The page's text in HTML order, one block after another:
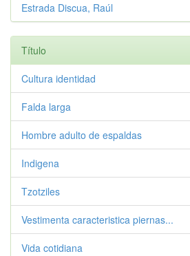
Estrada Discua, Raúl
Título
Cultura identidad
Falda larga
Hombre adulto de espaldas
Indigena
Tzotziles
Vestimenta caracteristica piernas...
Vida cotidiana